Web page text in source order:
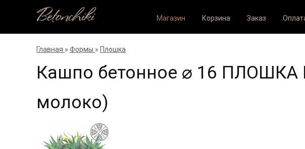
Betonchiki Магазин Корзина Заказ
Главная » Формы » Плошка
Кашпо бетонное ⌀ 16 ПЛОШКА
молоко)